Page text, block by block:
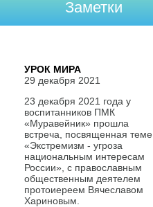
Заметки
УРОК МИРА
29 декабря 2021
23 декабря 2021 года у
воспитанников ПМК
«Муравейник» прошла
встреча, посвященная теме
«Экстремизм - угроза
национальным интересам
России», с православным
общественным деятелем
протоиереем Вячеславом
Хариновым.